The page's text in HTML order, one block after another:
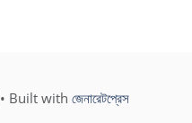
• Built with জেনারেটপ্রেস